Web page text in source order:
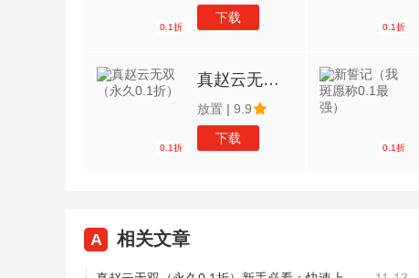
0.1折
下载
0.1折
0.1折
真赵云无双（永久0.1折）
放置 | 9.9
下载
0.1折
A 相关文章